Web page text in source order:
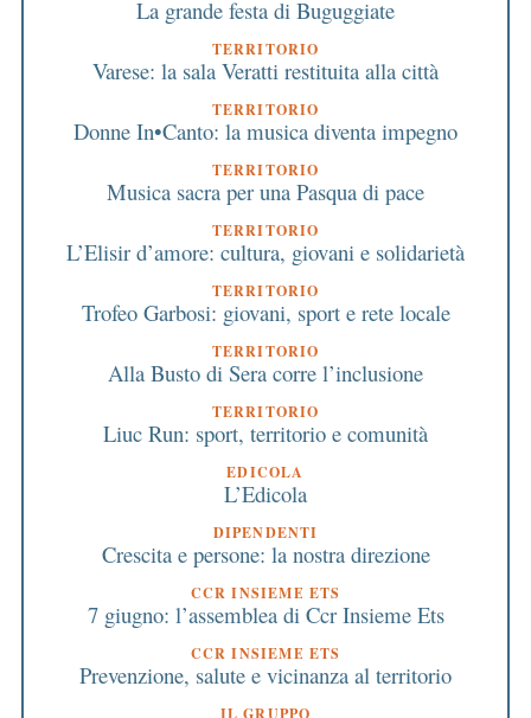
La grande festa di Buguggiate
TERRITORIO
Varese: la sala Veratti restituita alla città
TERRITORIO
Donne In•Canto: la musica diventa impegno
TERRITORIO
Musica sacra per una Pasqua di pace
TERRITORIO
L’Elisir d’amore: cultura, giovani e solidarietà
TERRITORIO
Trofeo Garbosi: giovani, sport e rete locale
TERRITORIO
Alla Busto di Sera corre l’inclusione
TERRITORIO
Liuc Run: sport, territorio e comunità
EDICOLA
L’Edicola
DIPENDENTI
Crescita e persone: la nostra direzione
CCR INSIEME ETS
7 giugno: l’assemblea di Ccr Insieme Ets
CCR INSIEME ETS
Prevenzione, salute e vicinanza al territorio